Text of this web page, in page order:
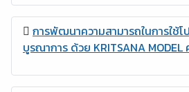
การพัฒนาความสามารถในการใช้โ
บูรณาการ ด้วย KRITSANA